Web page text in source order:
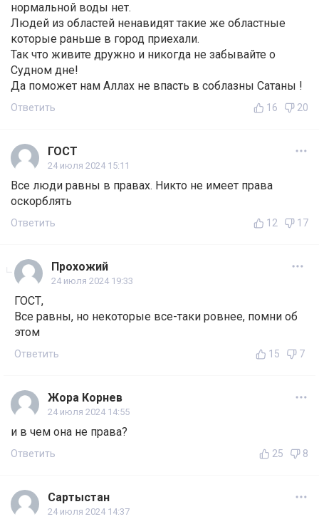
нормальной воды нет.
Людей из областей ненавидят такие же областные
которые раньше в город приехали.
Так что живите дружно и никогда не забывайте о
Судном дне!
Да поможет нам Аллах не впасть в соблазны Сатаны !
Ответить 16 20
ГОСТ
24 июля 2024 15:11
Все люди равны в правах. Никто не имеет права
оскорблять
Ответить 12 17
Прохожий
24 июля 2024 19:33
ГОСТ,
Все равны, но некоторые все-таки ровнее, помни об
этом
Ответить 15 7
Жора Корнев
24 июля 2024 14:55
и в чем она не права?
Ответить 25 8
Сартыстан
24 июля 2024 14:37